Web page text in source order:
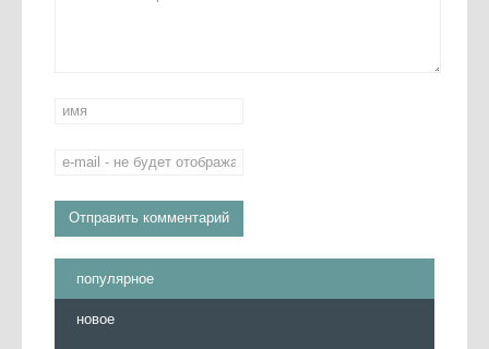
популярное
новое